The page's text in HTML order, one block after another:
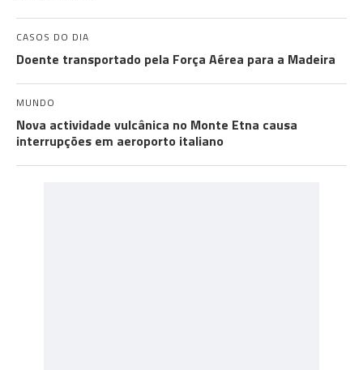
CASOS DO DIA
Doente transportado pela Força Aérea para a Madeira
MUNDO
Nova actividade vulcânica no Monte Etna causa
interrupções em aeroporto italiano